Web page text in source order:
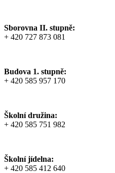
Sborovna II. stupně:
+ 420 727 873 081
Budova 1. stupně:
+ 420 585 957 170
Školní družina:
+ 420 585 751 982
Školní jídelna:
+ 420 585 412 640